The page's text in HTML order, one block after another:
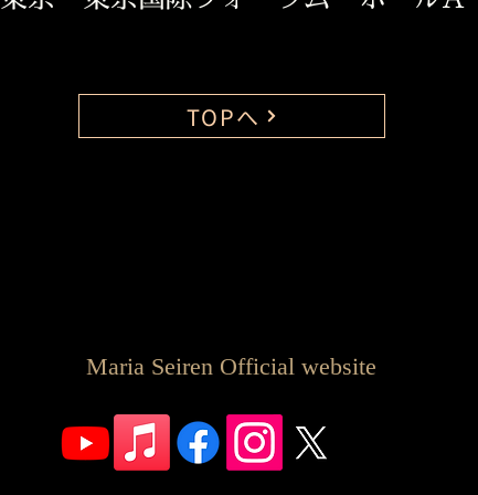
TOPへ
Maria Seiren Official website